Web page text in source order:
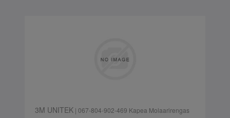
3M UNITEK| 067-804-902-469 Kapea Molaarirengas